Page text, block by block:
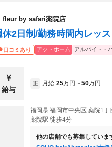
fleur by safari薬院店
休2日制/勤務時間内レッ
口コミあり アットホーム アルバイト・
給与
正 月給 25万円 ~ 50万円
福岡県 福岡市中央区 薬院1丁
薬院駅 徒歩4分
他の店舗でも募集していま